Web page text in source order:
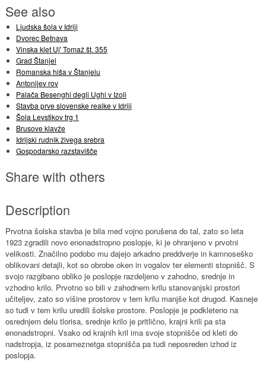
See also
Ljudska šola v Idriji
Dvorec Betnava
Vinska klet Uj' Tomaž št. 355
Grad Štanjel
Romanska hiša v Štanjelu
Antonijev rov
Palača Besenghi degli Ughi v Izoli
Stavba prve slovenske realke v Idriji
Šola Levstikov trg 1
Brusove klavže
Idrijski rudnik živega srebra
Gospodarsko razstavišče
Share with others
Description
Prvotna šolska stavba je bila med vojno porušena do tal, zato so leta
1923 zgradili novo enonadstropno poslopje, ki je ohranjeno v prvotni
velikosti. Značilno podobo mu dajejo arkadno preddverje in kamnoseško
oblikovani detajli, kot so obrobe oken in vogalov ter elementi stopnišč. S
svojo razgibano obliko je poslopje razdeljeno v zahodno, srednje in
vzhodno krilo. Prvotno so bili v zahodnem krilu stanovanjski prostori
učiteljev, zato so višine prostorov v tem krilu manjše kot drugod. Kasneje
so tudi v tem krilu uredili šolske prostore. Poslopje je podkleteno na
osrednjem delu tlorisa, srednje krilo je pritlično, krajni krili pa sta
enonadstropni. Vsako od krajnih kril ima svoje stopnišče od kleti do
nadstropja, iz posameznetga stopnišča pa tudi neposreden izhod iz
poslopja.